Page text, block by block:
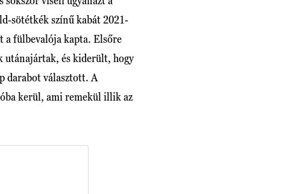
sötétkék színű kabát 2021-
a fülbevalója kapta. Elsőre
utánajártak, és kiderült, hogy
darabot választott. A
kerül, ami remekül illik az